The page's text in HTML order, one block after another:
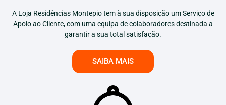
A Loja Residências Montepio tem à sua disposição um Serviço de
Apoio ao Cliente, com uma equipa de colaboradores destinada a
garantir a sua total satisfação.
SAIBA MAIS